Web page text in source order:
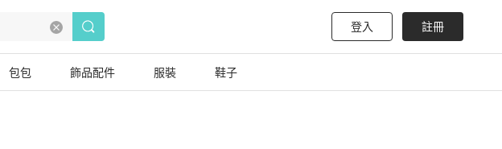
登入 註冊
包包 飾品配件 服裝 鞋子